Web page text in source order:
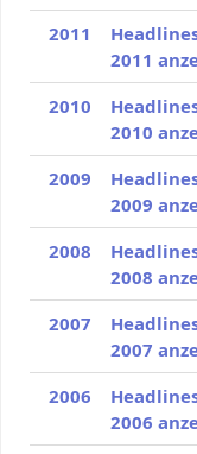
2011
2011
2010
2010
2009
2009
2008
2008
2007
2007
2006
2006